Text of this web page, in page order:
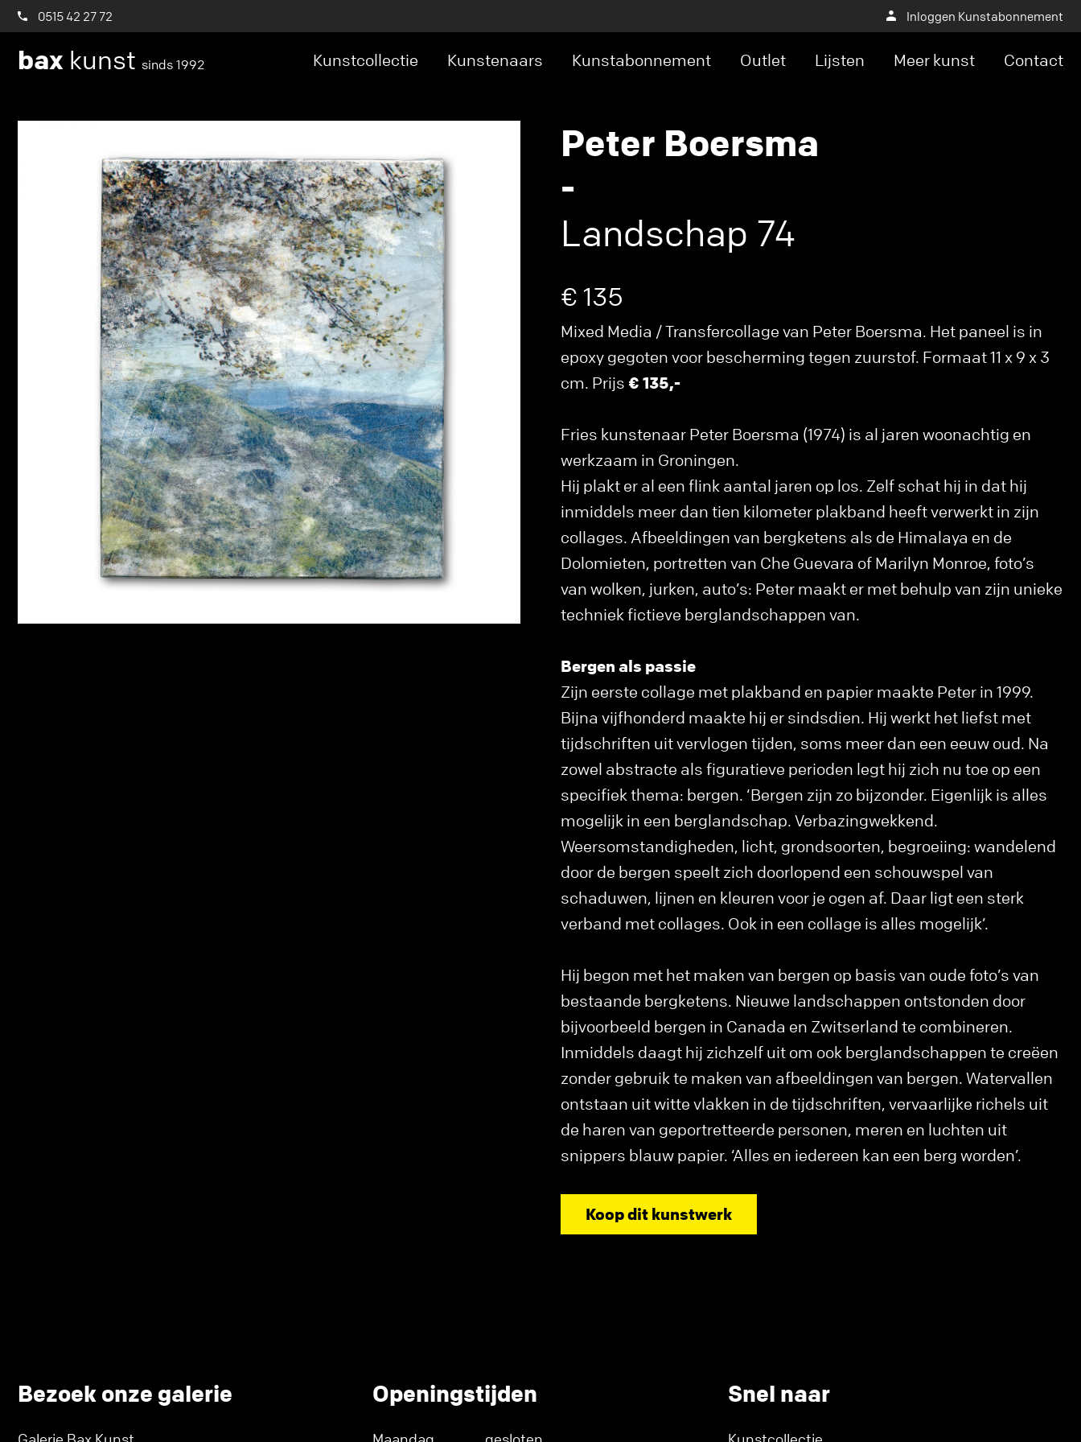
0515 42 27 72 Inloggen Kunstabonnement
bax kunst sinds 1992 Kunstcollectie Kunstenaars Kunstabonnement Outlet Lijsten Meer kunst Contact
Peter Boersma
-
Landschap 74
€ 135
Mixed Media / Transfercollage van Peter Boersma. Het paneel is in
epoxy gegoten voor bescherming tegen zuurstof. Formaat 11 x 9 x 3
cm. Prijs € 135,-
Fries kunstenaar Peter Boersma (1974) is al jaren woonachtig en
werkzaam in Groningen.
Hij plakt er al een flink aantal jaren op los. Zelf schat hij in dat hij
inmiddels meer dan tien kilometer plakband heeft verwerkt in zijn
collages. Afbeeldingen van bergketens als de Himalaya en de
Dolomieten, portretten van Che Guevara of Marilyn Monroe, foto’s
van wolken, jurken, auto’s: Peter maakt er met behulp van zijn unieke
techniek fictieve berglandschappen van.
Bergen als passie
Zijn eerste collage met plakband en papier maakte Peter in 1999.
Bijna vijfhonderd maakte hij er sindsdien. Hij werkt het liefst met
tijdschriften uit vervlogen tijden, soms meer dan een eeuw oud. Na
zowel abstracte als figuratieve perioden legt hij zich nu toe op een
specifiek thema: bergen. ‘Bergen zijn zo bijzonder. Eigenlijk is alles
mogelijk in een berglandschap. Verbazingwekkend.
Weersomstandigheden, licht, grondsoorten, begroeiing: wandelend
door de bergen speelt zich doorlopend een schouwspel van
schaduwen, lijnen en kleuren voor je ogen af. Daar ligt een sterk
verband met collages. Ook in een collage is alles mogelijk’.
Hij begon met het maken van bergen op basis van oude foto’s van
bestaande bergketens. Nieuwe landschappen ontstonden door
bijvoorbeeld bergen in Canada en Zwitserland te combineren.
Inmiddels daagt hij zichzelf uit om ook berglandschappen te creëen
zonder gebruik te maken van afbeeldingen van bergen. Watervallen
ontstaan uit witte vlakken in de tijdschriften, vervaarlijke richels uit
de haren van geportretteerde personen, meren en luchten uit
snippers blauw papier. ‘Alles en iedereen kan een berg worden’.
Koop dit kunstwerk
Bezoek onze galerie Openingstijden Snel naar